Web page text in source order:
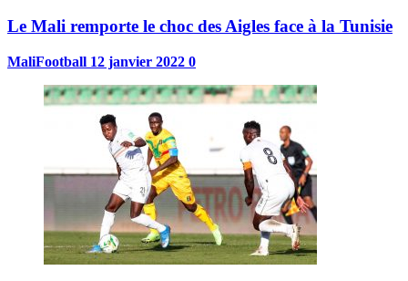
Le Mali remporte le choc des Aigles face à la Tunisie
MaliFootball 12 janvier 2022 0